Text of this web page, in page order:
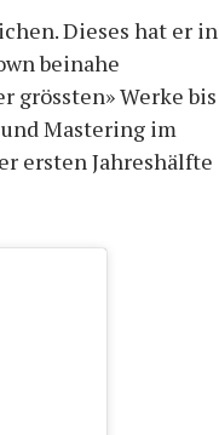
Dieses hat er in
beinahe
grössten» Werke bis
Mastering im
ersten Jahreshälfte